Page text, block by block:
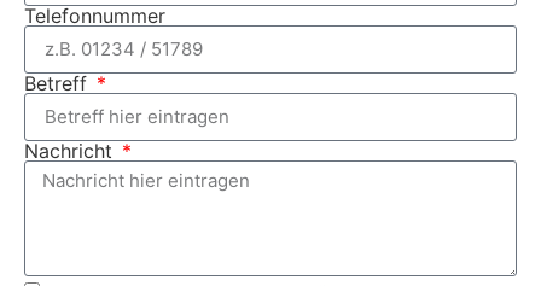
Telefonnummer
Betreff
Nachricht